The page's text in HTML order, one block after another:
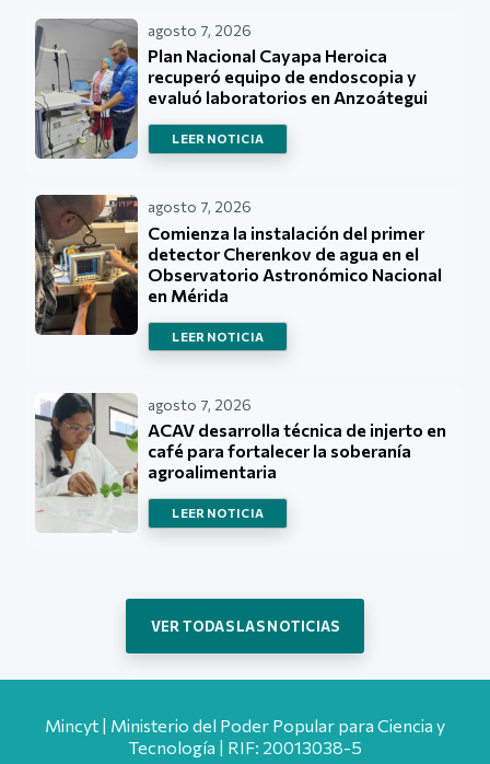
agosto 7, 2026
Plan Nacional Cayapa Heroica
recuperó equipo de endoscopia y
evaluó laboratorios en Anzoátegui
LEER NOTICIA
agosto 7, 2026
Comienza la instalación del primer
detector Cherenkov de agua en el
Observatorio Astronómico Nacional
en Mérida
LEER NOTICIA
agosto 7, 2026
ACAV desarrolla técnica de injerto en
café para fortalecer la soberanía
agroalimentaria
LEER NOTICIA
VER TODAS LAS NOTICIAS
Mincyt | Ministerio del Poder Popular para Ciencia y
Tecnología | RIF: 20013038-5